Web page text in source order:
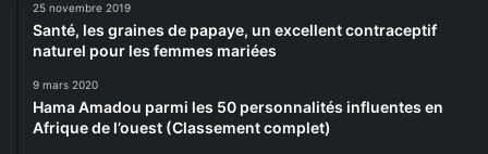
25 novembre 2019
Santé, les graines de papaye, un excellent contraceptif
naturel pour les femmes mariées
9 mars 2020
Hama Amadou parmi les 50 personnalités influentes en
Afrique de l’ouest (Classement complet)